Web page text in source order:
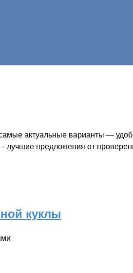
актуальные варианты —
лучшие предложения от
куклы